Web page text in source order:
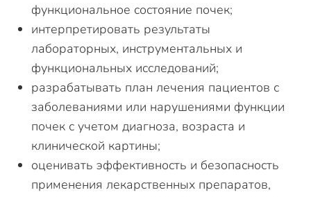
функциональное состояние почек;
интерпретировать результаты
лабораторных, инструментальных и
функциональных исследований;
разрабатывать план лечения пациентов с
заболеваниями или нарушениями функции
почек с учетом диагноза, возраста и
клинической картины;
оценивать эффективность и безопасность
применения лекарственных препаратов,